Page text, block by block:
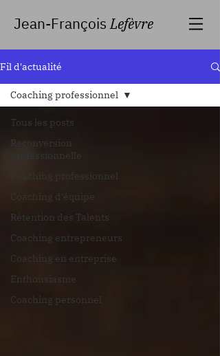
Jean-FrançoisLefèvre
Fil d'actualité
Tous les posts
Reconversion
professionnelle
Coaching professionnel
Coaching d'équipe
Rétention des Talents
Coaching entrepreneurs
Coaching en entreprise
Enthousiasme
Coaching personnel
Coaching professionnel